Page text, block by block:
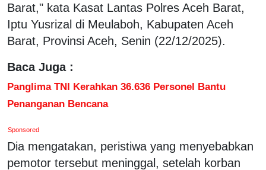
Barat," kata Kasat Lantas Polres Aceh Barat,
Iptu Yusrizal di Meulaboh, Kabupaten Aceh
Barat, Provinsi Aceh, Senin (22/12/2025).
Baca Juga :
Panglima TNI Kerahkan 36.636 Personel Bantu
Penanganan Bencana
Sponsored
Dia mengatakan, peristiwa yang menyebabkan
pemotor tersebut meninggal, setelah korban